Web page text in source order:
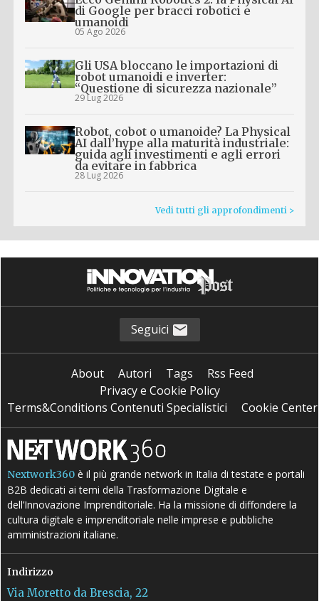
di Google per bracci robotici e
umanoidi
05 Ago 2026
Gli USA bloccano le importazioni di
robot umanoidi e inverter:
“Questione di sicurezza nazionale”
29 Lug 2026
Robot, cobot o umanoide? La Physical
AI dall’hype alla maturità industriale:
guida agli investimenti e agli errori
da evitare in fabbrica
28 Lug 2026
Vedi tutti gli approfondimenti >
Seguici
About Autori Tags
Rss Feed
Privacy e Cookie Policy
Terms&Conditions Contenuti Specialistici
Cookie Center
Nextwork360 è il più grande network in Italia di testate e portali
B2B dedicati ai temi della Trasformazione Digitale e
dell’Innovazione Imprenditoriale. Ha la missione di diffondere la
cultura digitale e imprenditoriale nelle imprese e pubbliche
amministrazioni italiane.
Indirizzo
Via Moretto da Brescia, 22